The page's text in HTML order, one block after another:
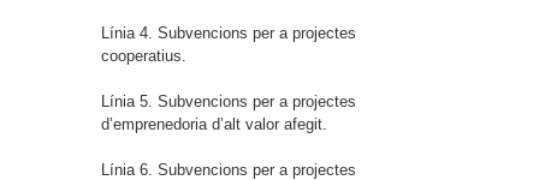
Línia 4. Subvencions per a projectes
cooperatius.
Línia 5. Subvencions per a projectes
d’emprenedoria d’alt valor afegit.
Línia 6. Subvencions per a projectes